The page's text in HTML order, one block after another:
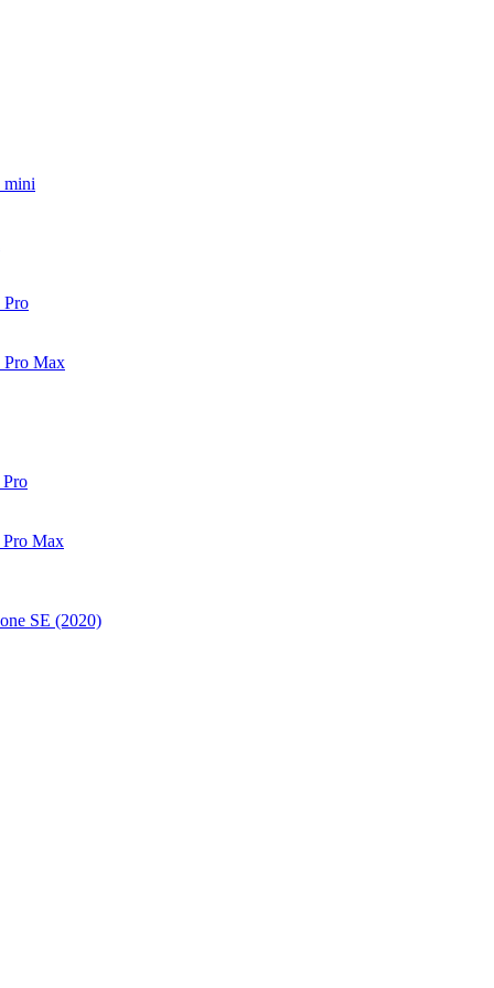
mini
Pro
Pro Max
Pro Max
SE (2020)